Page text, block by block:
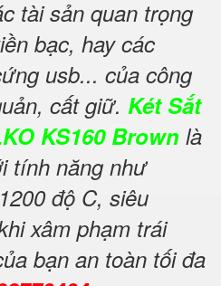
tài sản quan trọng
bạc, hay các
usb... của công
cất giữ. Két Sắt
KS160 Brown là
tính năng như
độ C, siêu
xâm phạm trái
bạn an toàn tối đa